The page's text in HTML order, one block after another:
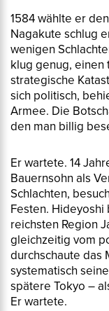
1584 wählte er
Nagakute schlug
wenigen
klug genug, einen
strategische
sich politisch,
Armee. Die
den man billig
Er wartete. 14
Bauernsohn als
Schlachten,
Festen.
reichsten Region
gleichzeitig vom
durchschaute das
systematisch
spätere Tokyo –
Er wartete.